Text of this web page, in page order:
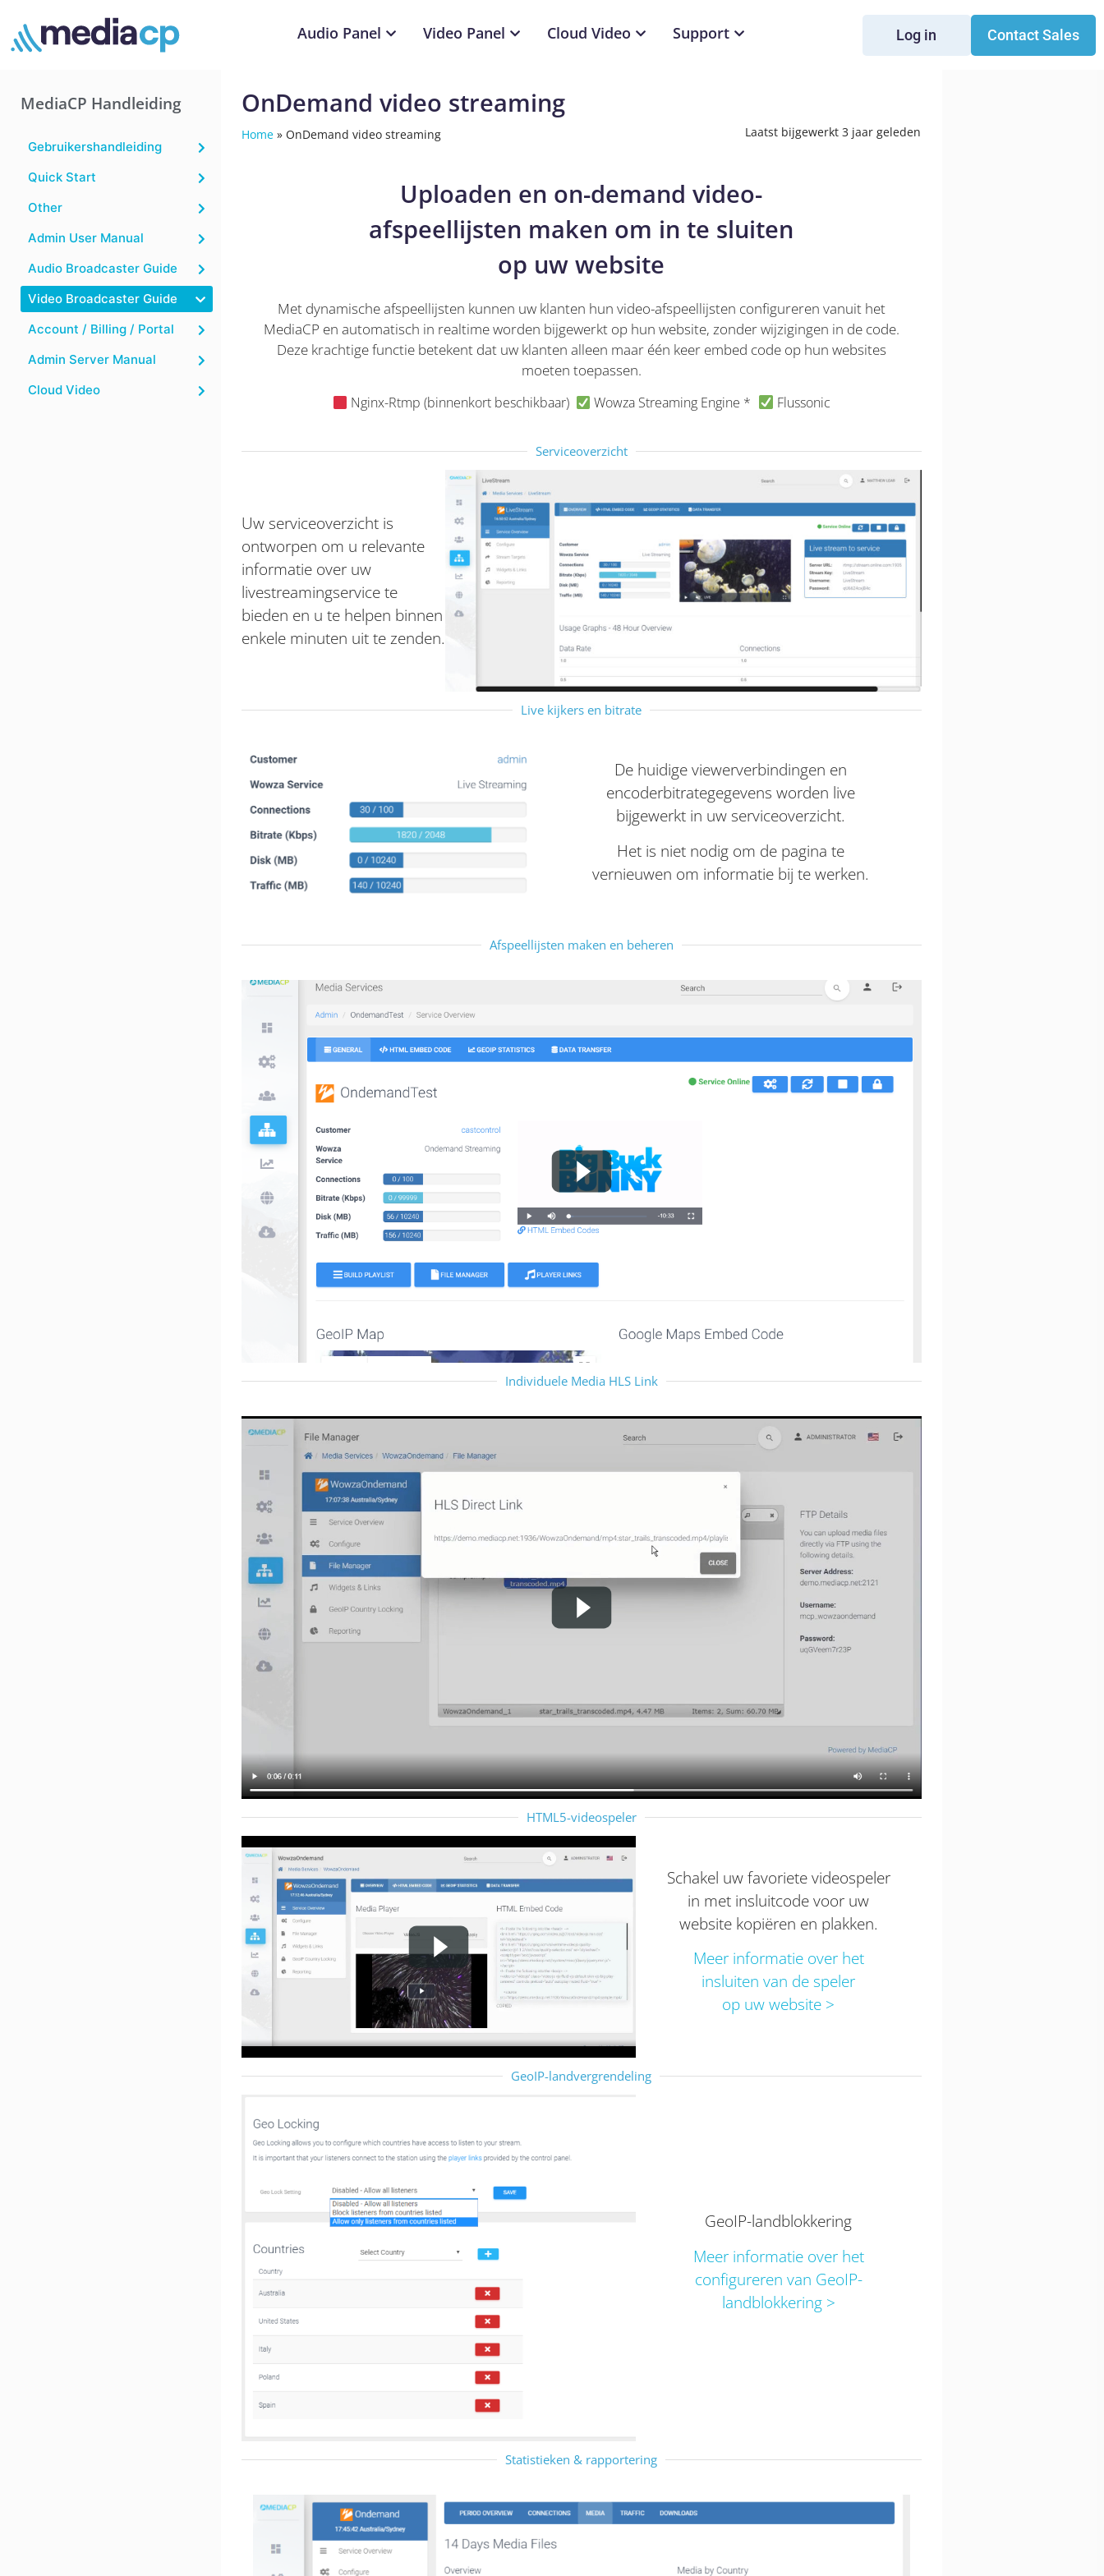
Audio Panel Video Panel Cloud Video Support Log in Contact Sales
MediaCP Handleiding
Gebruikershandleiding
Quick Start
Other
Admin User Manual
Audio Broadcaster Guide
Video Broadcaster Guide
Account / Billing / Portal
Admin Server Manual
Cloud Video
OnDemand video streaming
Home» OnDemand video streaming Laatst bijgewerkt 3 jaar geleden
Uploaden en on-demand video-
afspeellijsten maken om in te sluiten
op uw website
Met dynamische afspeellijsten kunnen uw klanten hun video-afspeellijsten configureren vanuit het
MediaCP en automatisch in realtime worden bijgewerkt op hun website, zonder wijzigingen in de code.
Deze krachtige functie betekent dat uw klanten alleen maar één keer embed code op hun websites
moeten toepassen.
Nginx-Rtmp (binnenkort beschikbaar) Wowza Streaming Engine * Flussonic
Serviceoverzicht
Uw serviceoverzicht is
ontworpen om u relevante
informatie over uw
livestreamingservice te
bieden en u te helpen binnen
enkele minuten uit te zenden.
Live kijkers en bitrate
De huidige viewerverbindingen en
encoderbitrategegevens worden live
bijgewerkt in uw serviceoverzicht.
Het is niet nodig om de pagina te
vernieuwen om informatie bij te werken.
Afspeellijsten maken en beheren
Individuele Media HLS Link
HTML5-videospeler
Schakel uw favoriete videospeler
in met insluitcode voor uw
website kopiëren en plakken.
Meer informatie over het
insluiten van de speler
op uw website >
GeoIP-landvergrendeling
GeoIP-landblokkering
Meer informatie over het
configureren van GeoIP-
landblokkering >
Statistieken & rapportering